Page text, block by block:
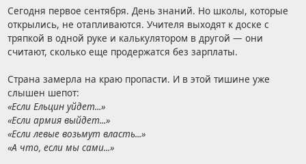
Сегодня первое сентября. День знаний. Но школы, которые
открылись, не отапливаются. Учителя выходят к доске с
тряпкой в одной руке и калькулятором в другой — они
считают, сколько еще продержатся без зарплаты.
Страна замерла на краю пропасти. И в этой тишине уже
слышен шепот:
«Если Ельцин уйдет...»
«Если армия выйдет...»
«Если левые возьмут власть...»
«А что, если мы сами...»